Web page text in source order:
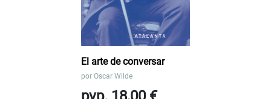
El arte de conversar
por Oscar Wilde